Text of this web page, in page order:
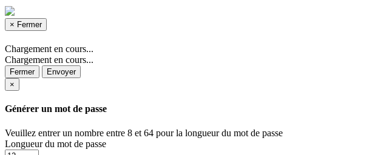
× Fermer
Chargement en cours...
Chargement en cours...
Fermer
Envoyer
×
Générer un mot de passe
Veuillez entrer un nombre entre 8 et 64 pour la longueur du mot de passe
Longueur du mot de passe